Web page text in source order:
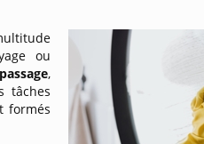
ou
,
tâches
formés